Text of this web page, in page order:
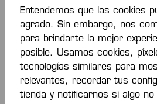
ATHLETICS 29 POLY
JACKET WOMEN
35,00 €*
Entendemos que las cookies
agrado. Sin embargo, nos
para brindarte la mejor
posible. Usamos cookies,
tecnologías similares para
relevantes, recordar tus
tienda y notificarnos si algo